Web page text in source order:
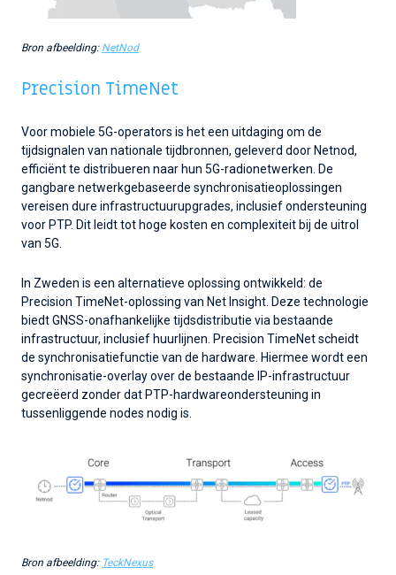
Bron afbeelding: NetNod
Precision TimeNet
Voor mobiele 5G-operators is het een uitdaging om de
tijdsignalen van nationale tijdbronnen, geleverd door Netnod,
efficiënt te distribueren naar hun 5G-radionetwerken. De
gangbare netwerkgebaseerde synchronisatieoplossingen
vereisen dure infrastructuurupgrades, inclusief ondersteuning
voor PTP. Dit leidt tot hoge kosten en complexiteit bij de uitrol
van 5G.
In Zweden is een alternatieve oplossing ontwikkeld: de
Precision TimeNet-oplossing van Net Insight. Deze technologie
biedt GNSS-onafhankelijke tijdsdistributie via bestaande
infrastructuur, inclusief huurlijnen. Precision TimeNet scheidt
de synchronisatiefunctie van de hardware. Hiermee wordt een
synchronisatie-overlay over de bestaande IP-infrastructuur
gecreëerd zonder dat PTP-hardwareondersteuning in
tussenliggende nodes nodig is.
Bron afbeelding: TeckNexus